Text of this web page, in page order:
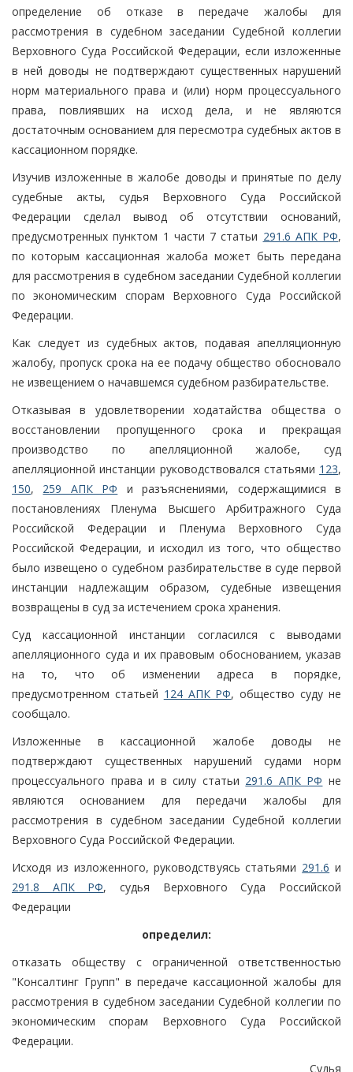
определение об отказе в передаче жалобы для
рассмотрения в судебном заседании Судебной коллегии
Верховного Суда Российской Федерации, если изложенные
в ней доводы не подтверждают существенных нарушений
норм материального права и (или) норм процессуального
права, повлиявших на исход дела, и не являются
достаточным основанием для пересмотра судебных актов в
кассационном порядке.
Изучив изложенные в жалобе доводы и принятые по делу
судебные акты, судья Верховного Суда Российской
Федерации сделал вывод об отсутствии оснований,
предусмотренных пунктом 1 части 7 статьи 291.6 АПК РФ,
по которым кассационная жалоба может быть передана
для рассмотрения в судебном заседании Судебной коллегии
по экономическим спорам Верховного Суда Российской
Федерации.
Как следует из судебных актов, подавая апелляционную
жалобу, пропуск срока на ее подачу общество обосновало
не извещением о начавшемся судебном разбирательстве.
Отказывая в удовлетворении ходатайства общества о
восстановлении пропущенного срока и прекращая
производство по апелляционной жалобе, суд
апелляционной инстанции руководствовался статьями 123,
150, 259 АПК РФ и разъяснениями, содержащимися в
постановлениях Пленума Высшего Арбитражного Суда
Российской Федерации и Пленума Верховного Суда
Российской Федерации, и исходил из того, что общество
было извещено о судебном разбирательстве в суде первой
инстанции надлежащим образом, судебные извещения
возвращены в суд за истечением срока хранения.
Суд кассационной инстанции согласился с выводами
апелляционного суда и их правовым обоснованием, указав
на то, что об изменении адреса в порядке,
предусмотренном статьей 124 АПК РФ, общество суду не
сообщало.
Изложенные в кассационной жалобе доводы не
подтверждают существенных нарушений судами норм
процессуального права и в силу статьи 291.6 АПК РФ не
являются основанием для передачи жалобы для
рассмотрения в судебном заседании Судебной коллегии
Верховного Суда Российской Федерации.
Исходя из изложенного, руководствуясь статьями 291.6 и
291.8 АПК РФ, судья Верховного Суда Российской
Федерации
определил:
отказать обществу с ограниченной ответственностью
"Консалтинг Групп" в передаче кассационной жалобы для
рассмотрения в судебном заседании Судебной коллегии по
экономическим спорам Верховного Суда Российской
Федерации.
Судья